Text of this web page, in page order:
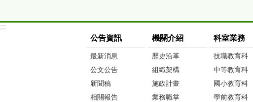
:::
公告資訊
最新消息
公文公告
新聞稿
相關報告
機關介紹
歷史沿革
組織架構
施政計畫
業務職掌
科室業務
技職教育科
中等教育科
國小教育科
學前教育科